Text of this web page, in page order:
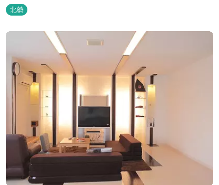
完備。ビジネスにも観光にもご利用頂ける快適なホテルライフをご
提供します。
北勢